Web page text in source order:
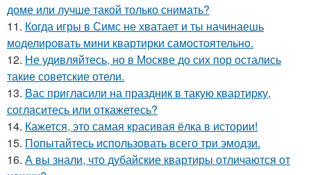
доме или лучше такой только снимать?
11. Когда игры в Симс не хватает и ты начинаешь
моделировать мини квартирки самостоятельно.
12. Не удивляйтесь, но в Москве до сих пор остались
такие советские отели.
13. Вас пригласили на праздник в такую квартирку,
согласитесь или откажетесь?
14. Кажется, это самая красивая ёлка в истории!
15. Попытайтесь использовать всего три эмодзи.
16. А вы знали, что дубайские квартиры отличаются от